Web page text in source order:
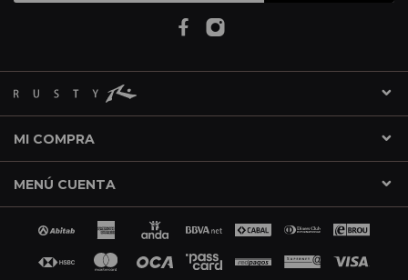
MI COMPRA
MENÚ CUENTA